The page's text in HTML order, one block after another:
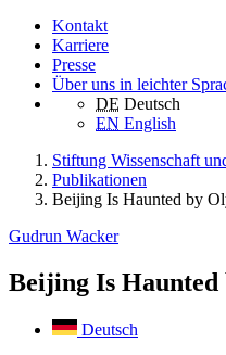
Kontakt
Karriere
Presse
Über uns in leichter
DE Deutsch
EN English
Stiftung Wissenschaft
Publikationen
Beijing Is Haunted by
Gudrun Wacker
Beijing Is Haunted
Deutsch